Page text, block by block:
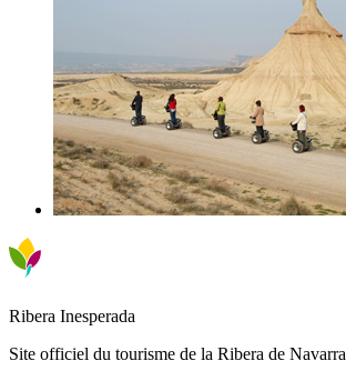
Ribera Inesperada
Site officiel du tourisme de la Ribera de Navarra